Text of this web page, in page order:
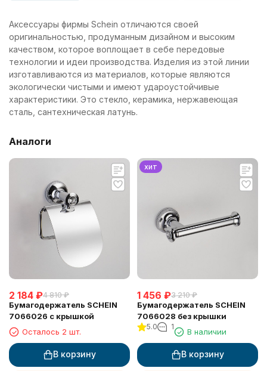
Аксессуары фирмы Schein отличаются своей
оригинальностью, продуманным дизайном и высоким
качеством, которое воплощает в себе передовые
технологии и идеи производства. Изделия из этой линии
изготавливаются из материалов, которые являются
экологически чистыми и имеют удароустойчивые
характеристики. Это стекло, керамика, нержавеющая
сталь, сантехническая латунь.
Аналоги
2 184 ₽4 810 ₽
Бумагодержатель SCHEIN
7066026 с крышкой
Осталось 2 шт.
В корзину
хит
1 456 ₽3 210 ₽
Бумагодержатель SCHEIN
7066028 без крышки
5.0 1
В наличии
В корзину